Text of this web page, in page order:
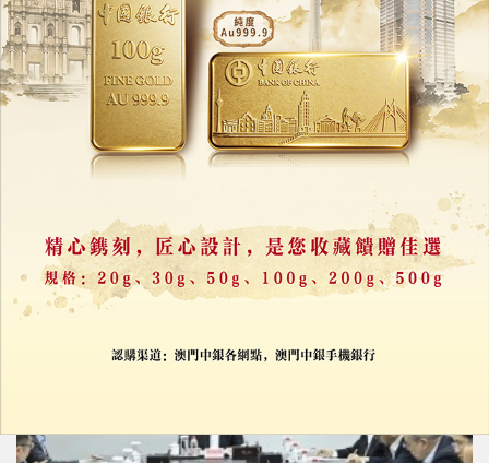
匯智社舉行第八屆領會兩會分享會
31/03/2026 31588